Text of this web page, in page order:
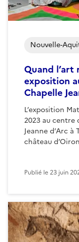
Quand l’art
exposition
Chapelle
L’exposition
2023 au centre
Jeanne d’Arc à
château
Nouvelle-
Publié le23 juin